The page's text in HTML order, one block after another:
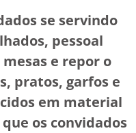
se servindo
pessoal
e repor o
pratos, garfos e
em material
os convidados